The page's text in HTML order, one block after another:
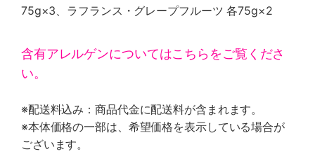
75g×3、ラフランス・グレープフルーツ 各75g×2
含有アレルゲンについてはこちらをご覧くださ
い。
※配送料込み：商品代金に配送料が含まれます。
※本体価格の一部は、希望価格を表示している場合が
ございます。